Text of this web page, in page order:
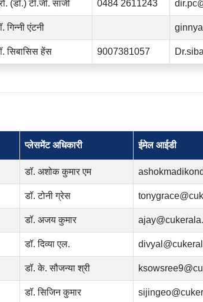
(डॉ.) टी.जी. साजी 0484 2611243
गिन्नी एंटनी
सिबासिस हेंस 9007381057
प्लेसमेंट अधिकारी ईमेल आईडी
डॉ. अशोक कुमार एम
डॉ. टोनी ग्रेस
डॉ. अजय कुमार
डॉ. दिव्या एल.
डॉ. के. सौजन्या श्री
डॉ. सिजिन कुमार